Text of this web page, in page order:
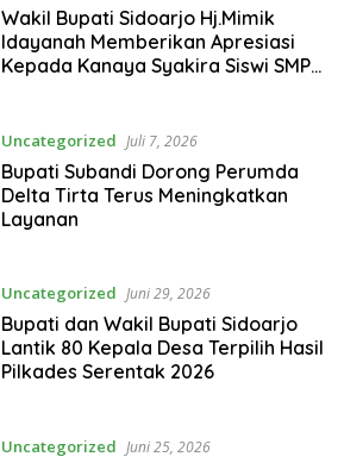
Wakil Bupati Sidoarjo Hj.Mimik
Idayanah Memberikan Apresiasi
Kepada Kanaya Syakira Siswi SMPN
Uncategorized Juli 7, 2026
Bupati Subandi Dorong Perumda
Delta Tirta Terus Meningkatkan
Layanan
Uncategorized Juni 29, 2026
Bupati dan Wakil Bupati Sidoarjo
Lantik 80 Kepala Desa Terpilih Hasil
Pilkades Serentak 2026
Uncategorized Juni 25, 2026